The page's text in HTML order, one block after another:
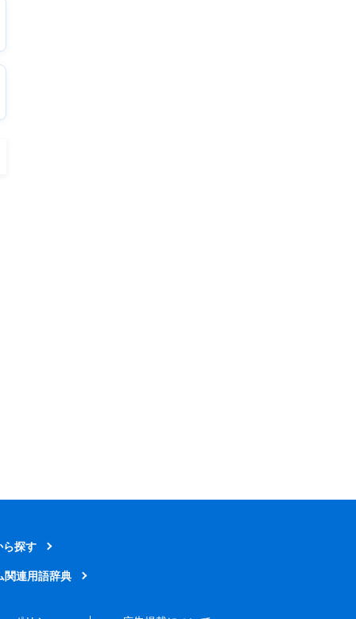
ら探す
関連用語辞典